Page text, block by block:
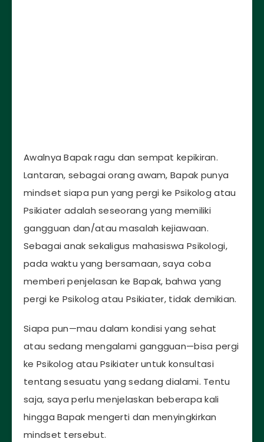
Awalnya Bapak ragu dan sempat kepikiran.
Lantaran, sebagai orang awam, Bapak punya
mindset siapa pun yang pergi ke Psikolog atau
Psikiater adalah seseorang yang memiliki
gangguan dan/atau masalah kejiawaan.
Sebagai anak sekaligus mahasiswa Psikologi,
pada waktu yang bersamaan, saya coba
memberi penjelasan ke Bapak, bahwa yang
pergi ke Psikolog atau Psikiater, tidak demikian.
Siapa pun—mau dalam kondisi yang sehat
atau sedang mengalami gangguan—bisa pergi
ke Psikolog atau Psikiater untuk konsultasi
tentang sesuatu yang sedang dialami. Tentu
saja, saya perlu menjelaskan beberapa kali
hingga Bapak mengerti dan menyingkirkan
mindset tersebut.